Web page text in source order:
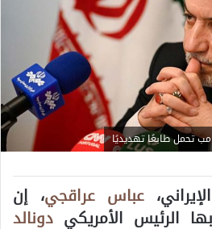
تحمل طابعًا تهديديًا
عباس عراقجي، إن
الرئيس الأمريكي دونالد